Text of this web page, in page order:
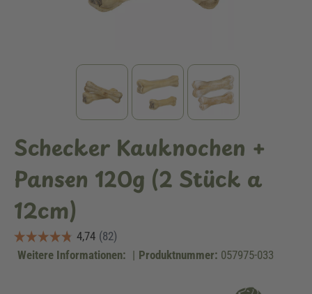
Schecker Kauknochen +
Pansen 120g (2 Stück a
12cm)
Weitere Informationen: | Produktnummer: 057975-033